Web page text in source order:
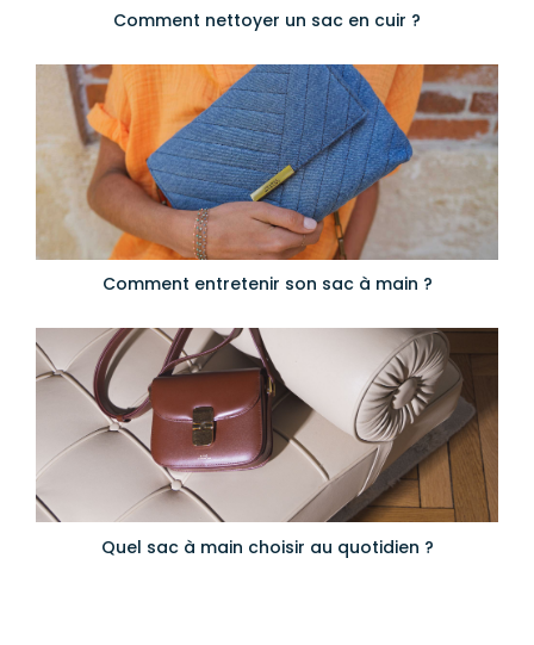
Comment nettoyer un sac en cuir ?
Comment entretenir son sac à main ?
Quel sac à main choisir au quotidien ?